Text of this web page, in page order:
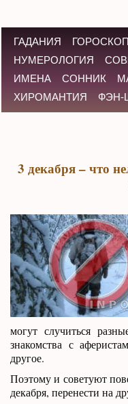
ГАДАНИЯ
НУМЕРОЛОГИЯ
ИМЕНА
СОННИК
ХИРОМАНТИЯ
ФЭН-
3 декабря – что
могут случиться
знакомства с
другое.
Поэтому и советуют
декабря, перенести на